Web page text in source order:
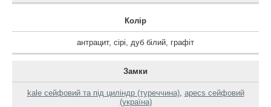
Колір
антрацит, сірі дуб білий графіт
Замки
kale сейфовий та під циліндр (туреччина), apecs сейфовий
(україна)